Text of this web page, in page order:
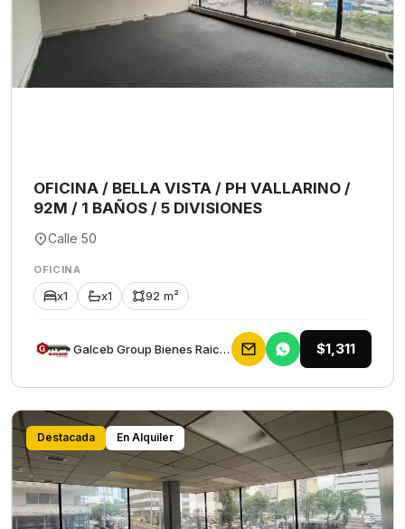
OFICINA / BELLA VISTA / PH VALLARINO /
92M / 1 BAÑOS / 5 DIVISIONES
Calle 50
OFICINA
x1 x1 92 m²
Galceb Group Bienes Raices $1,311
Destacada En Alquiler